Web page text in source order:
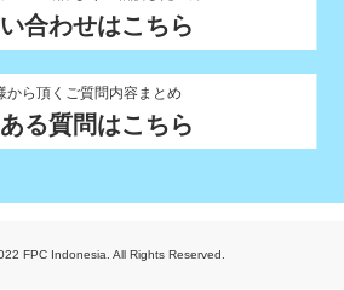
合わせはこちら
から頂くご質問内容まとめ
る質問はこちら
FPC Indonesia. All Rights Reserved.